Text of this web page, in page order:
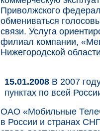
Приволжского
обмениваться
связи. Услуга
филиал компании,
Нижегородской
15.01.2008 В 2007
пунктах по всей
ОАО «Мобильные
в России и странах